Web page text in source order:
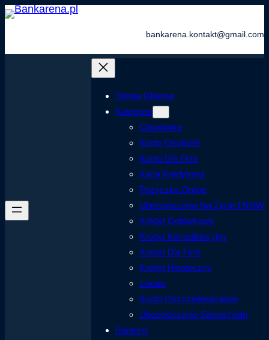
Przejdź
bankarena.kontakt@gmail.com
Strona Główna
Kategorie
Chwilówka
Konto Osobiste
Konto Dla Firm
Karta Kredytowa
Pożyczka Online
Ubezpieczenie Na Życie I NNW
Kredyt Gotówkowy
Kredyt Konsolidacyjny
Kredyt Dla Firm
Kredyt Hipoteczny
Lokata
Konto Oszczędnościowe
Ubezpieczenie Samochodu
Ranking